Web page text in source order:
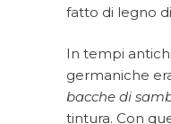
fatto di legno
In tempi
germaniche
bacche di
tintura. Con